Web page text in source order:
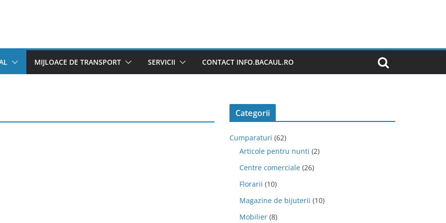
MIJLOACE DE TRANSPORT SERVICII CONTACT INFO.BACAUL.RO
Categorii
Cumparaturi (62)
Articole pentru nunti (2)
Centre comerciale (26)
Florarii (10)
Magazine de bijuterii (10)
Mobilier (8)